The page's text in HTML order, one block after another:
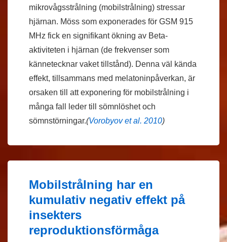
mikrovågsstrålning (mobilstrålning) stressar
hjärnan. Möss som exponerades för GSM 915
MHz fick en signifikant ökning av Beta-
aktiviteten i hjärnan (de frekvenser som
kännetecknar vaket tillstånd). Denna väl kända
effekt, tillsammans med melatoninpåverkan, är
orsaken till att exponering för mobilstrålning i
många fall leder till sömnlöshet och
sömnstörningar.(Vorobyov et al. 2010)
Mobilstrålning har en
kumulativ negativ effekt på
insekters
reproduktionsförmåga